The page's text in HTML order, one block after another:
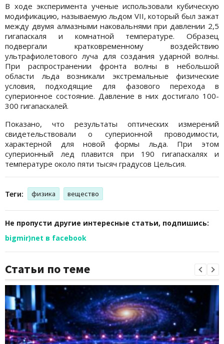
В ходе эксперимента ученые использовали кубическую
модификацию, называемую льдом VII, который был зажат
между двумя алмазными наковальнями при давлении 2,5
гигапаскаля и комнатной температуре. Образец
подвергали кратковременному воздействию
ультрафиолетового луча для создания ударной волны.
При распространении фронта волны в небольшой
области льда возникали экстремальные физические
условия, подходящие для фазового перехода в
суперионное состояние. Давление в них достигало 100-
300 гигапаскалей.
Показано, что результаты оптических измерений
свидетельствовали о суперионной проводимости,
характерной для новой формы льда. При этом
суперионный лед плавится при 190 гигапаскалях и
температуре около пяти тысяч градусов Цельсия.
Теги: физика вещество
Не пропусти другие интересные статьи, подпишись:
bigmir)net в facebook
Статьи по теме